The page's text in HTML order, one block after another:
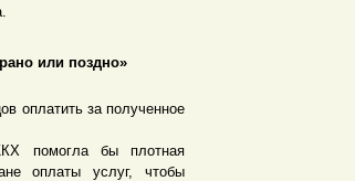
или поздно»
оплатить за полученное
помогла бы плотная
оплаты услуг, чтобы